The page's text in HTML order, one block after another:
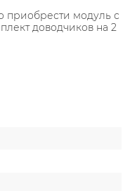
приобрести модуль с
доводчиков на 2